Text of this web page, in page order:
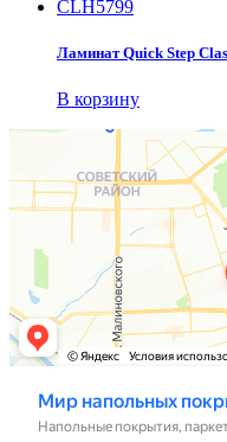
Ламинат Quick Step
В корзину